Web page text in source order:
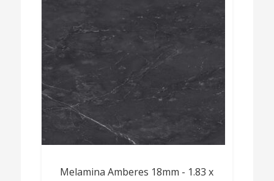
Melamina Amberes 18mm - 1.83 x